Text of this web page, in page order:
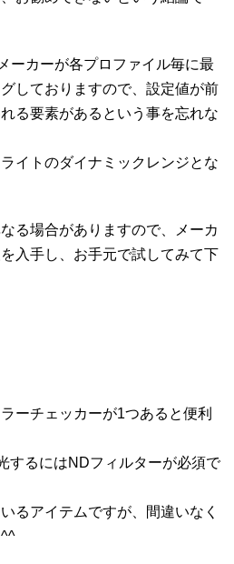
ーカーが各プロファイル毎に最
しておりますので、設定値が前
る要素があるという事を忘れな
イトのダイナミックレンジとな
る場合がありますので、メーカ
入手し、お手元で試してみて下
ーチェッカーが1つあると便利
するにはNDフィルターが必須で
るアイテムですが、間違いなく